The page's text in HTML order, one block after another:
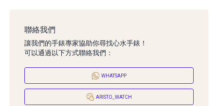
聯絡我們
讓我們的手錶專家協助你尋找心水手錶！
可以通過以下方式聯絡我們：
WHATSAPP
ARISTO_WATCH